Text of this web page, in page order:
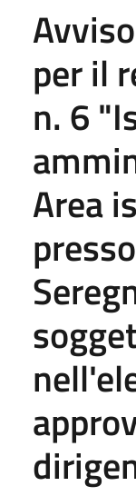
per il
n. 6
Area